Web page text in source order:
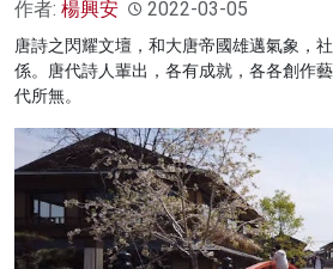
作者: 楊興安 2022-03-05
唐詩之閃耀文壇，和大唐帝國雄邁氣象，
係。唐代詩人輩出，各有成就，各各創作
代所無。